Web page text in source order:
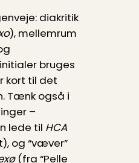
diakritik
), mellemrum
bruges
kort til det
Tænk også i
–
lede til HCA
og “væver”
(fra “Pelle